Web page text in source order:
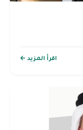
اقرأ المزيد ←